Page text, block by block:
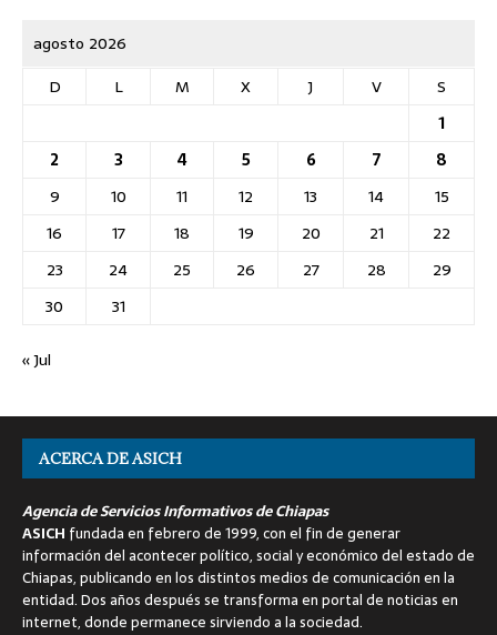
agosto 2026
D
L M X J V
S
1
2
3 4 5 6 7
8
9
10 11 12 13 14
15
16
17 18 19 20 21
22
23
24 25 26 27 28
29
30
31
« Jul
ACERCA DE ASICH
Agencia de Servicios Informativos de Chiapas
ASICH fundada en febrero de 1999, con el fin de generar
información del acontecer político, social y económico del estado de
Chiapas, publicando en los distintos medios de comunicación en la
entidad. Dos años después se transforma en portal de noticias en
internet, donde permanece sirviendo a la sociedad.